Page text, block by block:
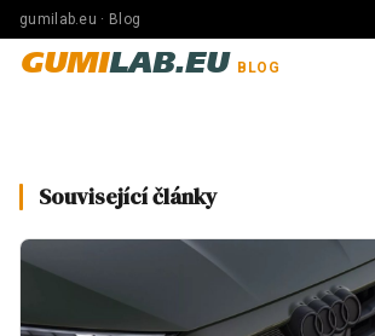
gumilab.eu · Blog
GUMILAB.EU BLOG
Související články